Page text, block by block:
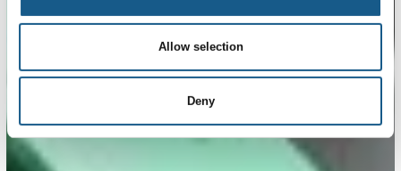
Allow selection
Deny